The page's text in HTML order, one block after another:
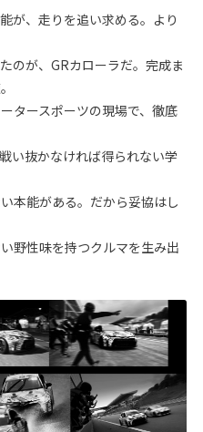
が、走りを追い求める。より
のが、GRカローラだ。完成ま
タースポーツの現場で、徹底
い抜かなければ得られない学
本能がある。だから妥協はし
野性味を持つクルマを生み出